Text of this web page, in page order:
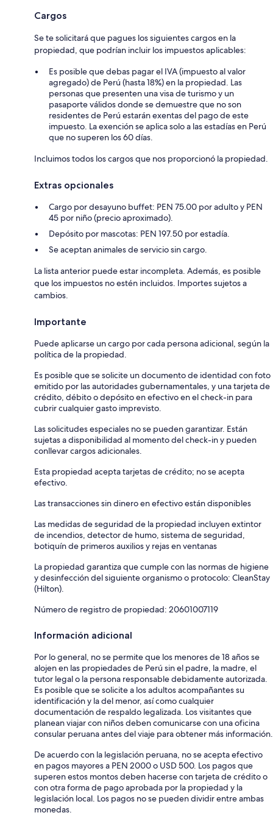
Cargos
Se te solicitará que pagues los siguientes cargos en la
propiedad, que podrían incluir los impuestos aplicables:
Es posible que debas pagar el IVA (impuesto al valor
agregado) de Perú (hasta 18%) en la propiedad. Las
personas que presenten una visa de turismo y un
pasaporte válidos donde se demuestre que no son
residentes de Perú estarán exentas del pago de este
impuesto. La exención se aplica solo a las estadías en Perú
que no superen los 60 días.
Incluimos todos los cargos que nos proporcionó la propiedad.
Extras opcionales
Cargo por desayuno buffet: PEN 75.00 por adulto y PEN
45 por niño (precio aproximado).
Depósito por mascotas: PEN 197.50 por estadía.
Se aceptan animales de servicio sin cargo.
La lista anterior puede estar incompleta. Además, es posible
que los impuestos no estén incluidos. Importes sujetos a
cambios.
Importante
Puede aplicarse un cargo por cada persona adicional, según la
política de la propiedad.
Es posible que se solicite un documento de identidad con foto
emitido por las autoridades gubernamentales, y una tarjeta de
crédito, débito o depósito en efectivo en el check-in para
cubrir cualquier gasto imprevisto.
Las solicitudes especiales no se pueden garantizar. Están
sujetas a disponibilidad al momento del check-in y pueden
conllevar cargos adicionales.
Esta propiedad acepta tarjetas de crédito; no se acepta
efectivo.
Las transacciones sin dinero en efectivo están disponibles
Las medidas de seguridad de la propiedad incluyen extintor
de incendios, detector de humo, sistema de seguridad,
botiquín de primeros auxilios y rejas en ventanas
La propiedad garantiza que cumple con las normas de higiene
y desinfección del siguiente organismo o protocolo: CleanStay
(Hilton).
Número de registro de propiedad: 20601007119
Información adicional
Por lo general, no se permite que los menores de 18 años se
alojen en las propiedades de Perú sin el padre, la madre, el
tutor legal o la persona responsable debidamente autorizada.
Es posible que se solicite a los adultos acompañantes su
identificación y la del menor, así como cualquier
documentación de respaldo legalizada. Los visitantes que
planean viajar con niños deben comunicarse con una oficina
consular peruana antes del viaje para obtener más información.
De acuerdo con la legislación peruana, no se acepta efectivo
en pagos mayores a PEN 2000 o USD 500. Los pagos que
superen estos montos deben hacerse con tarjeta de crédito o
con otra forma de pago aprobada por la propiedad y la
legislación local. Los pagos no se pueden dividir entre ambas
monedas.